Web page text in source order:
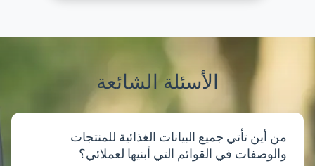
الأسئلة الشائعة
من أين تأتي جميع البيانات الغذائية للمنتجات
والوصفات في القوائم التي أبنيها لعملائي؟